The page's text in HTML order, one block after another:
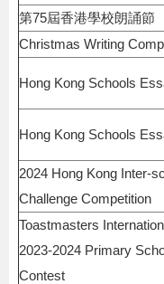
第75屆香港學校朗誦節
Christmas Writing
Hong Kong Schools
Hong Kong Schools
2024 Hong Kong Inter-
Challenge Competition
Toastmasters
2023-2024 Primary
Contest